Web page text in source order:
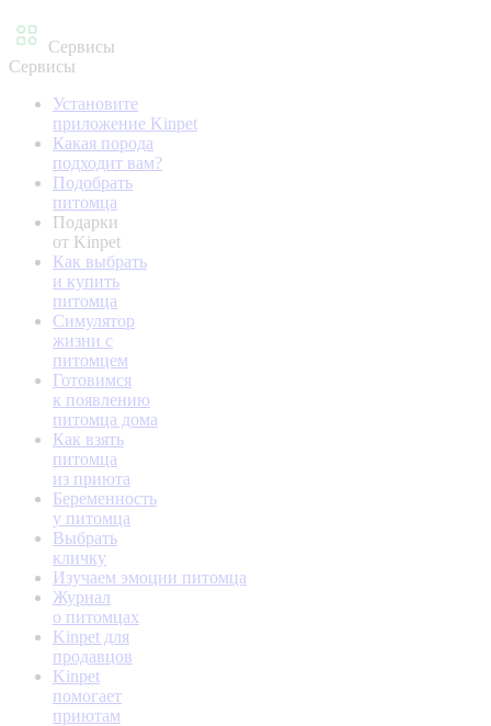
Сервисы
Сервисы
Установите
приложение Kinpet
Какая порода
подходит вам?
Подобрать
питомца
Подарки
от Kinpet
Как выбрать
и купить
питомца
Симулятор
жизни с
питомцем
Готовимся
к появлению
питомца дома
Как взять
питомца
из приюта
Беременность
у питомца
Выбрать
кличку
Изучаем эмоции питомца
Журнал
о питомцах
Kinpet для
продавцов
Kinpet
помогает
приютам